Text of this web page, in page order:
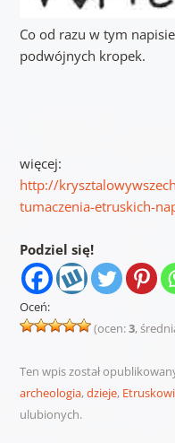
Co od razu w tym
podwójnych kropek.
więcej:
http://
tumaczenia-etruskich-
Podziel się!
Oceń:
(ocen:3,
Ten wpis został
archeologia,dzieje,
ulubionych.